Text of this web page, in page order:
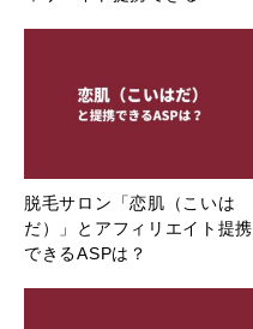
脱毛サロン「恋肌（こいは
だ）」とアフィリエイト提携
できるASPは？